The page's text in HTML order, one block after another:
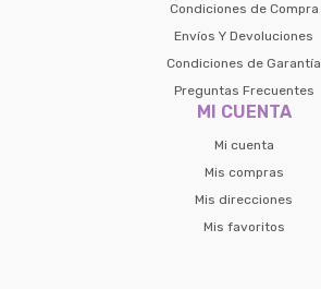
Condiciones de Compra
Envíos Y Devoluciones
Condiciones de Garantía
Preguntas Frecuentes
MI CUENTA
Mi cuenta
Mis compras
Mis direcciones
Mis favoritos